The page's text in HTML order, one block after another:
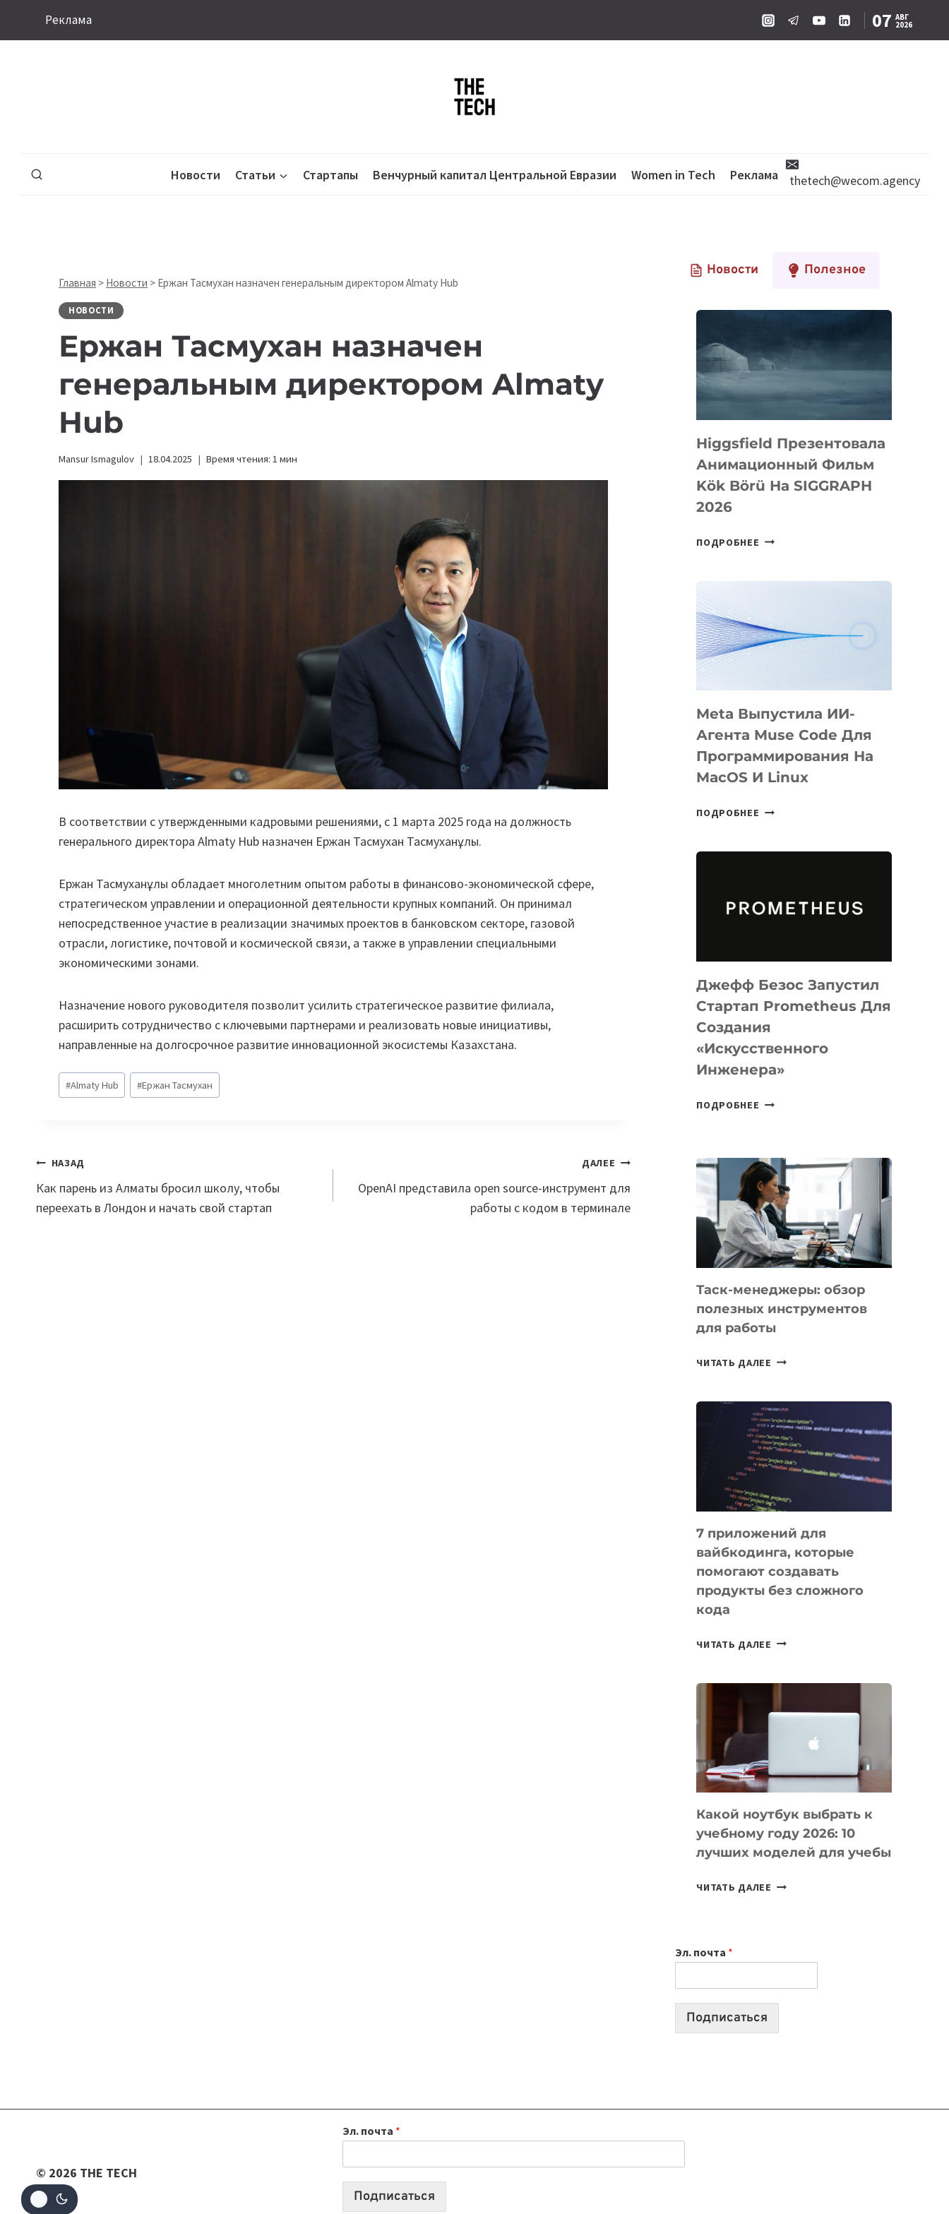
Реклама 07 АВГ
2026
Новости Статьи Стартапы Венчурный капитал Центральной Евразии Women in Tech Реклама thetech@wecom.agency
Главная > Новости > Ержан Тасмухан назначен генеральным директором Almaty Hub
НОВОСТИ
Ержан Тасмухан назначен
генеральным директором Almaty
Hub
Mansur Ismagulov 18.04.2025 Время чтения: 1 мин
В соответствии с утвержденными кадровыми решениями, с 1 марта 2025 года на должность
генерального директора Almaty Hub назначен Ержан Тасмухан Тасмуханұлы.
Ержан Тасмуханұлы обладает многолетним опытом работы в финансово-экономической сфере,
стратегическом управлении и операционной деятельности крупных компаний. Он принимал
непосредственное участие в реализации значимых проектов в банковском секторе, газовой
отрасли, логистике, почтовой и космической связи, а также в управлении специальными
экономическими зонами.
Назначение нового руководителя позволит усилить стратегическое развитие филиала,
расширить сотрудничество с ключевыми партнерами и реализовать новые инициативы,
направленные на долгосрочное развитие инновационной экосистемы Казахстана.
Метки
записи:
#Almaty Hub #Ержан Тасмухан
Навигация
по
НАЗАД
Как парень из Алматы бросил школу, чтобы
переехать в Лондон и начать свой стартап
ДАЛЕЕ
OpenAI представила open source-инструмент для
работы с кодом в терминале
Новости Полезное
Higgsfield Презентовала
Анимационный Фильм
Kök Börü На SIGGRAPH
2026
ПОДРОБНЕЕ HIGGSFIELD
BÖRÜ
НА
Meta Выпустила ИИ-
Агента Muse Code Для
Программирования На
MacOS И Linux
ПОДРОБНЕЕ META
ДЛЯ
И
LINUX
Джефф Безос Запустил
Стартап Prometheus Для
Создания
«искусственного
Инженера»
ПОДРОБНЕЕ ДЖЕФФ
PROMETHEUS
ДЛЯ
СОЗДАНИЯ
«ИСКУССТВЕННОГО
ИНЖЕНЕРА»
Таск-менеджеры: обзор
полезных инструментов
для работы
ЧИТАТЬ ДАЛЕЕ ТАСК-
ПОЛЕЗНЫХ
ИНСТРУМЕНТОВ
ДЛЯ
РАБОТЫ
7 приложений для
вайбкодинга, которые
помогают создавать
продукты без сложного
кода
ЧИТАТЬ ДАЛЕЕ
КОТОРЫЕ
СОЗДАВАТЬ
БЕЗ
КОДА
Какой ноутбук выбрать к
учебному году 2026: 10
лучших моделей для учебы
ЧИТАТЬ ДАЛЕЕ КАКОЙ
2026:
10
Эл. почта *
Подписаться
© 2026 THE TECH
Эл. почта *
Подписаться